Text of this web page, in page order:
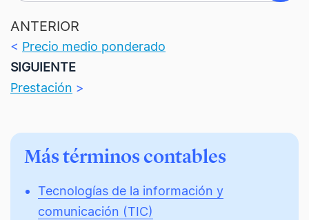
ANTERIOR
< Precio medio ponderado
SIGUIENTE
Prestación >
Más términos contables
Tecnologías de la información y
comunicación (TIC)